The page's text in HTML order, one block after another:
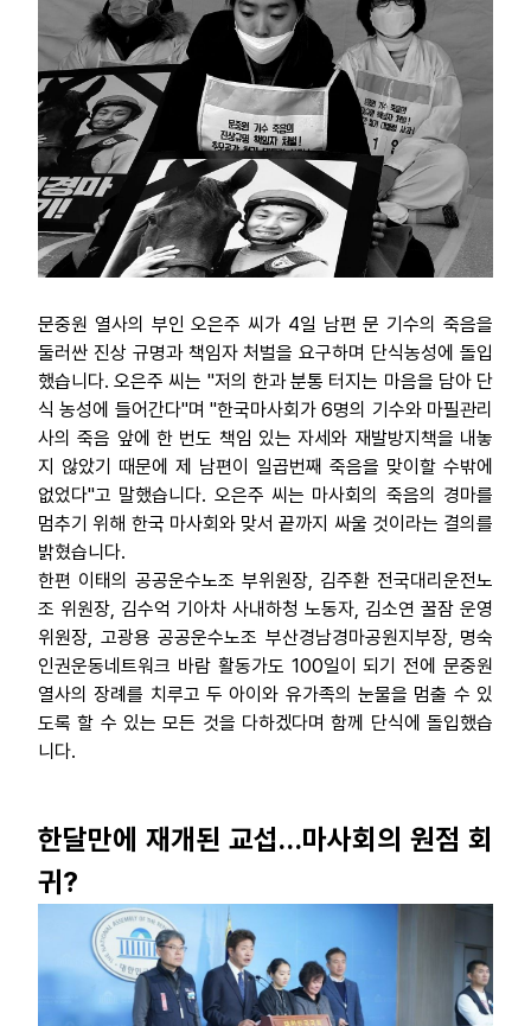
문중원 열사의 부인 오은주 씨가 4일 남편 문 기수의 죽음을
둘러싼 진상 규명과 책임자 처벌을 요구하며 단식농성에 돌입
했습니다. 오은주 씨는 "저의 한과 분통 터지는 마음을 담아 단
식 농성에 들어간다"며 "한국마사회가 6명의 기수와 마필관리
사의 죽음 앞에 한 번도 책임 있는 자세와 재발방지책을 내놓
지 않았기 때문에 제 남편이 일곱번째 죽음을 맞이할 수밖에
없었다"고 말했습니다. 오은주 씨는 마사회의 죽음의 경마를
멈추기 위해 한국 마사회와 맞서 끝까지 싸울 것이라는 결의를
밝혔습니다.
한편 이태의 공공운수노조 부위원장, 김주환 전국대리운전노
조 위원장, 김수억 기아차 사내하청 노동자, 김소연 꿀잠 운영
위원장, 고광용 공공운수노조 부산경남경마공원지부장, 명숙
인권운동네트워크 바람 활동가도 100일이 되기 전에 문중원
열사의 장례를 치루고 두 아이와 유가족의 눈물을 멈출 수 있
도록 할 수 있는 모든 것을 다하겠다며 함께 단식에 돌입했습
니다.
한달만에 재개된 교섭…마사회의 원점 회
귀?